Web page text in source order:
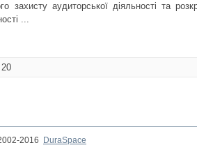
захисту аудиторської діяльності та
...
2016
DuraSpace